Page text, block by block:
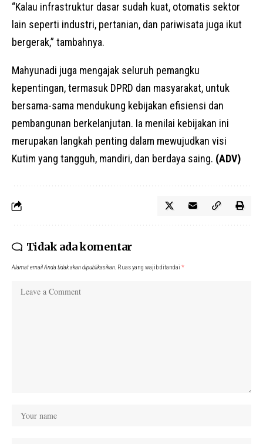
“Kalau infrastruktur dasar sudah kuat, otomatis sektor
lain seperti industri, pertanian, dan pariwisata juga ikut
bergerak,” tambahnya.
Mahyunadi juga mengajak seluruh pemangku
kepentingan, termasuk DPRD dan masyarakat, untuk
bersama-sama mendukung kebijakan efisiensi dan
pembangunan berkelanjutan. Ia menilai kebijakan ini
merupakan langkah penting dalam mewujudkan visi
Kutim yang tangguh, mandiri, dan berdaya saing. (ADV)
Tidak ada komentar
Alamat email Anda tidak akan dipublikasikan. Ruas yang wajib ditandai *